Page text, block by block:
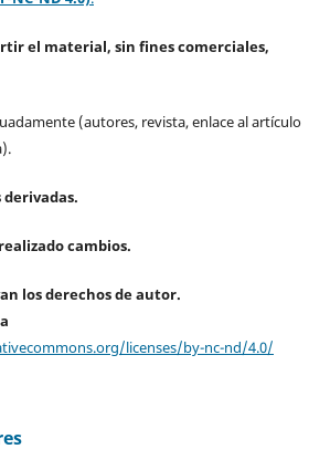
el material, sin fines comerciales,
(autores, revista, enlace al artículo
derivadas.
cambios.
los derechos de autor.
licenses/by-nc-nd/4.0/